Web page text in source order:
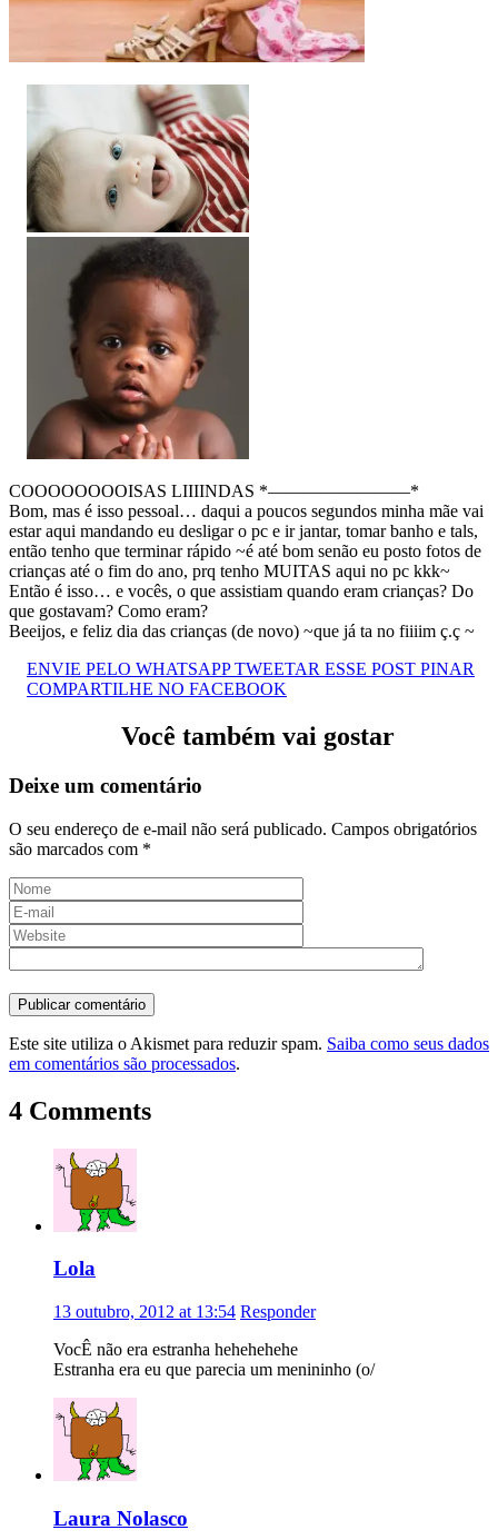
COOOOOOOOISAS LIIIINDAS *————————*
Bom, mas é isso pessoal… daqui a poucos segundos minha mãe vai
estar aqui mandando eu desligar o pc e ir jantar, tomar banho e tals,
então tenho que terminar rápido ~é até bom senão eu posto fotos de
crianças até o fim do ano, prq tenho MUITAS aqui no pc kkk~
Então é isso… e vocês, o que assistiam quando eram crianças? Do
que gostavam? Como eram?
Beeijos, e feliz dia das crianças (de novo) ~que já ta no fiiiim ç.ç ~
ENVIE PELO WHATSAPPTWEETAR ESSE POST PINAR
COMPARTILHE NO FACEBOOK
Você também vai gostar
Deixe um comentário
O seu endereço de e-mail não será publicado. Campos obrigatórios
são marcados com *
Este site utiliza o Akismet para reduzir spam. Saiba como seus dados
em comentários são processados.
4 Comments
Lola
13 outubro, 2012 at 13:54 Responder
VocÊ não era estranha hehehehehe
Estranha era eu que parecia um menininho (o/
Laura Nolasco